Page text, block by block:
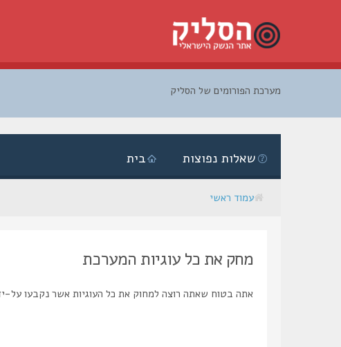
מערכת הפורומים של הסליק
בית שאלות נפוצות
עמוד ראשי
מחק את כל עוגיות המערכת
אתה בטוח שאתה רוצה למחוק את כל העוגיות אשר נקבעו על-